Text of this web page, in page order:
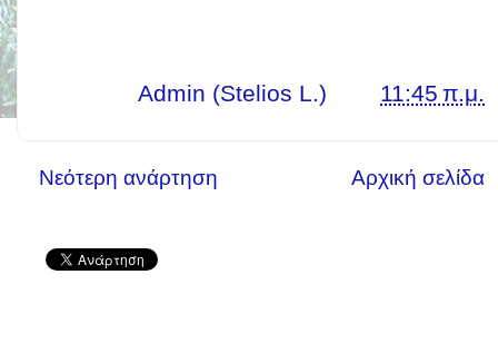
Admin (Stelios L.) 11:45 π.μ.
Νεότερη ανάρτηση Αρχική σελίδα